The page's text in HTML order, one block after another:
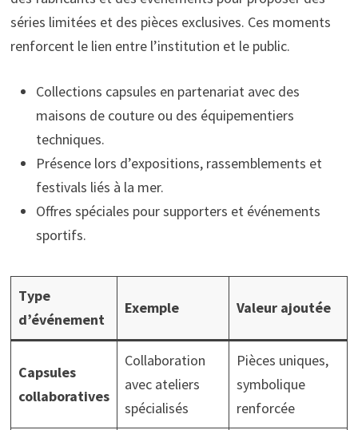
séries limitées et des pièces exclusives. Ces moments
renforcent le lien entre l’institution et le public.
Collections capsules en partenariat avec des
maisons de couture ou des équipementiers
techniques.
Présence lors d’expositions, rassemblements et
festivals liés à la mer.
Offres spéciales pour supporters et événements
sportifs.
Type
d’événement
Exemple Valeur ajoutée
Capsules
collaboratives
Collaboration
avec ateliers
spécialisés
Pièces uniques,
symbolique
renforcée